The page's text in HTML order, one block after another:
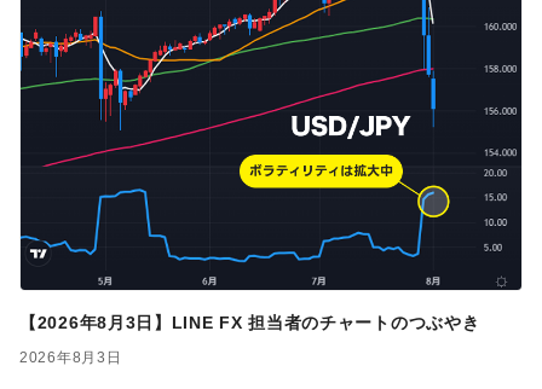
【2026年8月3日】LINE FX 担当者のチャートのつぶやき
2026年8月3日